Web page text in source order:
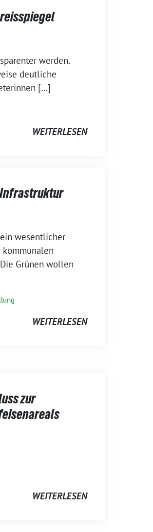
werden.
deutliche
[…]
WEITERLESEN
Infrastruktur
wesentlicher
Grünen wollen
WEITERLESEN
zur
WEITERLESEN